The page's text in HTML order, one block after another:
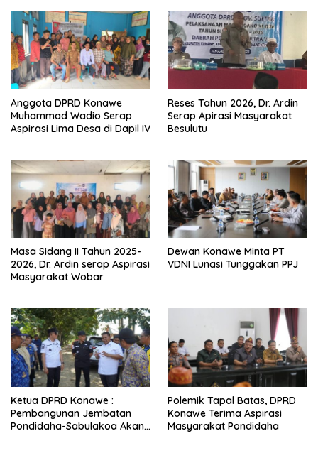
Anggota DPRD Konawe
Muhammad Wadio Serap
Aspirasi Lima Desa di Dapil IV
Reses Tahun 2026, Dr. Ardin
Serap Apirasi Masyarakat
Besulutu
Masa Sidang II Tahun 2025-
2026, Dr. Ardin serap Aspirasi
Masyarakat Wobar
Dewan Konawe Minta PT
VDNI Lunasi Tunggakan PPJ
Ketua DPRD Konawe :
Pembangunan Jembatan
Pondidaha-Sabulakoa Akan
Polemik Tapal Batas, DPRD
Konawe Terima Aspirasi
Masyarakat Pondidaha